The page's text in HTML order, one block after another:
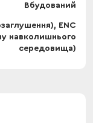
Вбудований
ENC
навколишнього
середовища)